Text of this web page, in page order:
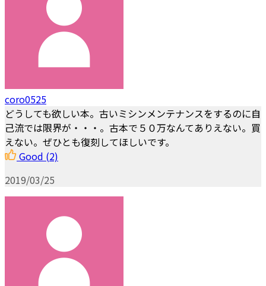
coro0525
どうしても欲しい本。古いミシンメンテナンスをするのに自
己流では限界が・・・。古本で５０万なんてありえない。買
えない。ぜひとも復刻してほしいです。
Good (2)
2019/03/25